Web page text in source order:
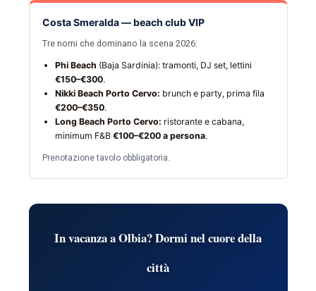
Costa Smeralda — beach club VIP
Tre nomi che dominano la scena 2026:
Phi Beach (Baja Sardinia): tramonti, DJ set, lettini
€150–€300.
Nikki Beach Porto Cervo: brunch e party, prima fila
€200–€350.
Long Beach Porto Cervo: ristorante e cabana,
minimum F&B €100–€200 a persona.
Prenotazione tavolo obbligatoria.
In vacanza a Olbia? Dormi nel cuore della
città